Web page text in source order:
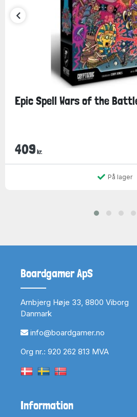
Epic Spell Wars of the
409 kr.
På lager
Boardgamer ApS
Arnbjerg Høje 33, 8800 Viborg
Danmark
info@boardgamer.no
Org nr.: 920 262 813 MVA
Information